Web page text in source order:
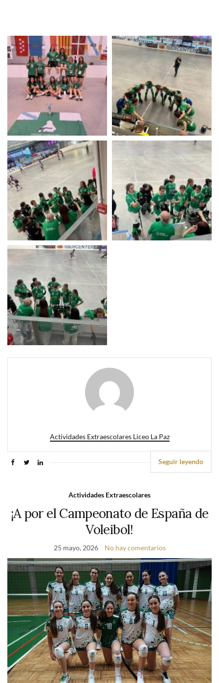
Actividades Extraescolares Liceo La Paz
Seguir leyendo
Actividades Extraescolares
¡A por el Campeonato de España de
Voleibol!
25 mayo, 2026 No hay comentarios